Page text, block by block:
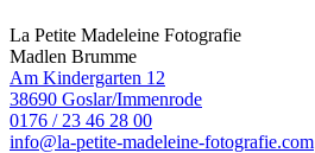
La Petite Madeleine Fotografie
Madlen Brumme
Am Kindergarten 12
38690 Goslar/Immenrode
0176 / 23 46 28 00
info@la-petite-madeleine-fotografie.com